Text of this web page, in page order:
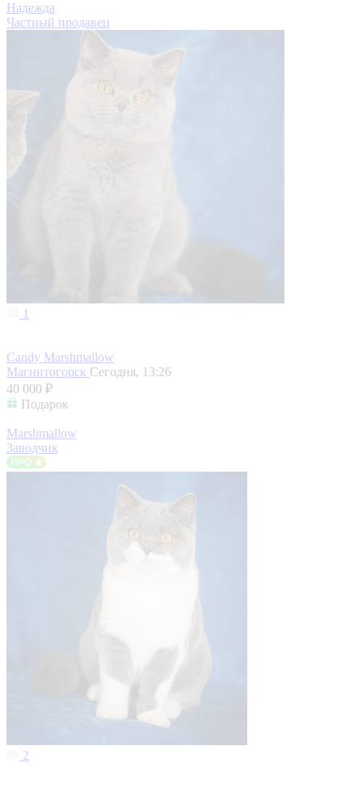
Надежда
Частный продавец
1
Candy Marshmallow
Магнитогорск Сегодня, 13:26
40 000 ₽
Подарок
Marshmallow
Заводчик
2